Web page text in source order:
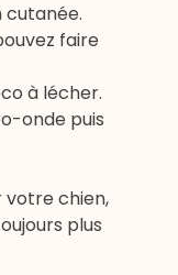
cutanée.
faire
à lécher.
onde puis
votre chien,
plus